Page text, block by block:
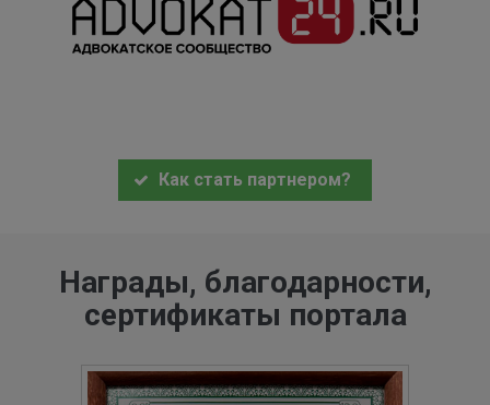
Как стать партнером?
Награды, благодарности,
сертификаты портала